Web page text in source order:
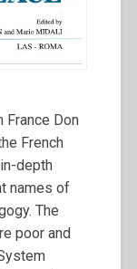
France Don
French
depth
names of
The
poor and